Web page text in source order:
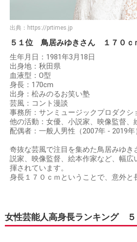
出典： https://prtimes.jp
５１位 鳥居みゆきさん １７０ｃ
生年月日：1981年3月18日
出身地：秋田県
血液型：O型
身長：170cm
出身：松みのるお笑い塾
芸風：コント漫談
事務所：サンミュージックプロダクシ
他の活動：女優、小説家、映像監督、
配偶者：一般人男性（2007年 - 2019年
奇抜な芸風で注目を集めた鳥居みゆき
説家、映像監督、絵本作家など、幅広
揮されています。
身長１７０ｃｍということで、意外と
女性芸能人高身長ランキング